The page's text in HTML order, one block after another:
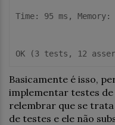
Time: 95 ms, Memory:
Basicamente é isso,
implementar testes de
relembrar que se
de testes e ele não